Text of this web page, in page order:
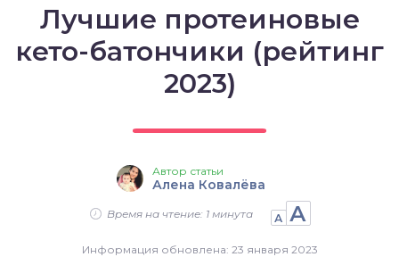
Лучшие протеиновые
кето-батончики (рейтинг
2023)
Автор статьи
Алена Ковалёва
Время на чтение: 1 минута А А
Информация обновлена: 23 января 2023
выпечка